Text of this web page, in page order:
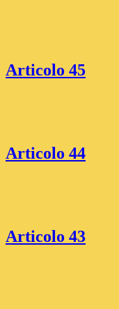
Articolo 45
Articolo 44
Articolo 43